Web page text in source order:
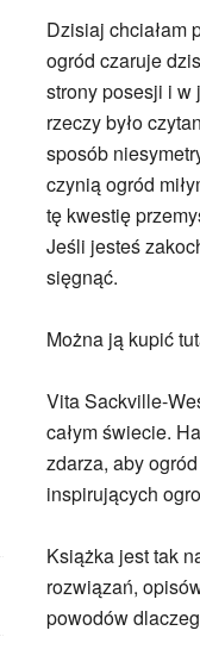
Dzisiaj chciałam
ogród czaruje
strony posesji i w
rzeczy było
sposób
czynią ogród
tę kwestię
Jeśli jesteś
sięgnąć.
Można ją kupić
Vita Sackville-
całym świecie.
zdarza, aby
inspirujących
Książka jest tak
rozwiązań,
powodów